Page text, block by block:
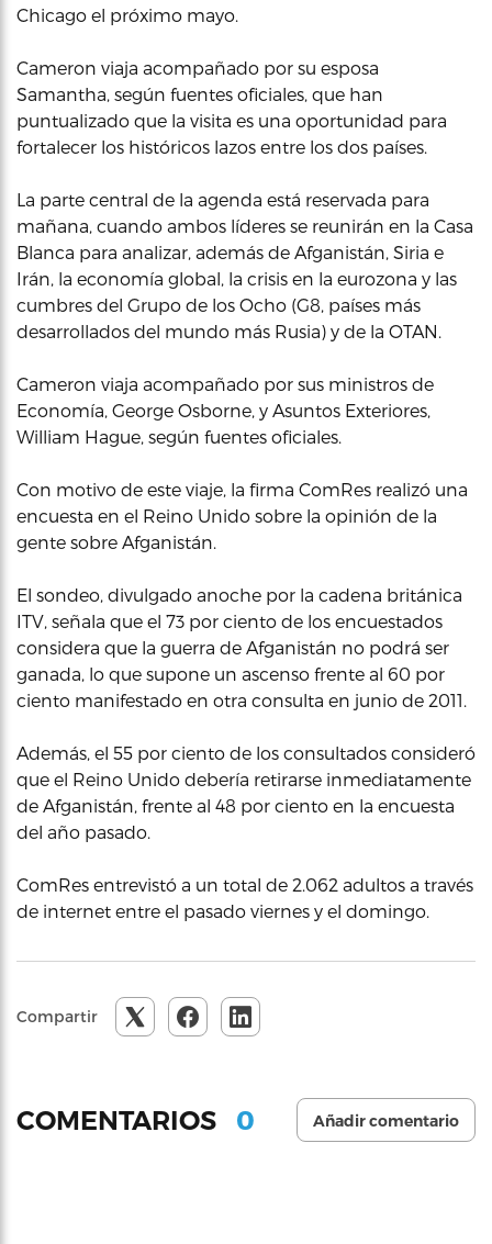
Chicago el próximo mayo.
Cameron viaja acompañado por su esposa
Samantha, según fuentes oficiales, que han
puntualizado que la visita es una oportunidad para
fortalecer los históricos lazos entre los dos países.
La parte central de la agenda está reservada para
mañana, cuando ambos líderes se reunirán en la Casa
Blanca para analizar, además de Afganistán, Siria e
Irán, la economía global, la crisis en la eurozona y las
cumbres del Grupo de los Ocho (G8, países más
desarrollados del mundo más Rusia) y de la OTAN.
Cameron viaja acompañado por sus ministros de
Economía, George Osborne, y Asuntos Exteriores,
William Hague, según fuentes oficiales.
Con motivo de este viaje, la firma ComRes realizó una
encuesta en el Reino Unido sobre la opinión de la
gente sobre Afganistán.
El sondeo, divulgado anoche por la cadena británica
ITV, señala que el 73 por ciento de los encuestados
considera que la guerra de Afganistán no podrá ser
ganada, lo que supone un ascenso frente al 60 por
ciento manifestado en otra consulta en junio de 2011.
Además, el 55 por ciento de los consultados consideró
que el Reino Unido debería retirarse inmediatamente
de Afganistán, frente al 48 por ciento en la encuesta
del año pasado.
ComRes entrevistó a un total de 2.062 adultos a través
de internet entre el pasado viernes y el domingo.
Compartir
COMENTARIOS 0 Añadir comentario